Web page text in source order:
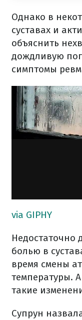
Однако в
суставах и
объяснить
дождливую
симптомы
via GIPHY
Недостаточно
болью в
время смены
температуры.
такие
Супрун